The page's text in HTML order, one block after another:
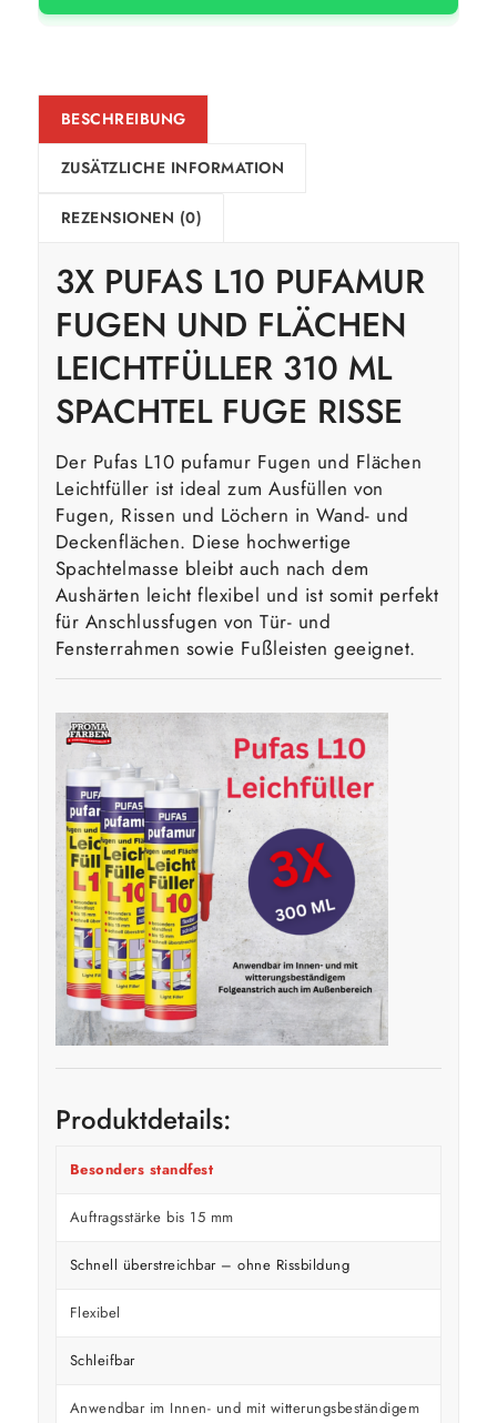
BESCHREIBUNG
ZUSÄTZLICHE INFORMATION
REZENSIONEN (0)
3X PUFAS L10 PUFAMUR
FUGEN UND FLÄCHEN
LEICHTFÜLLER 310 ML
SPACHTEL FUGE RISSE
Der Pufas L10 pufamur Fugen und Flächen
Leichtfüller ist ideal zum Ausfüllen von
Fugen, Rissen und Löchern in Wand- und
Deckenflächen. Diese hochwertige
Spachtelmasse bleibt auch nach dem
Aushärten leicht flexibel und ist somit perfekt
für Anschlussfugen von Tür- und
Fensterrahmen sowie Fußleisten geeignet.
Produktdetails:
Besonders standfest
Auftragsstärke bis 15 mm
Schnell überstreichbar – ohne Rissbildung
Flexibel
Schleifbar
Anwendbar im Innen- und mit witterungsbeständigem